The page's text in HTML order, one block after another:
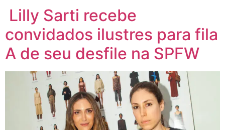
Lilly Sarti recebe
convidados ilustres para fila
A de seu desfile na SPFW